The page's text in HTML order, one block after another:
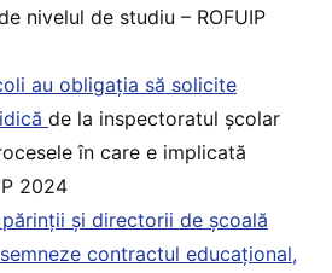
nivelul de studiu – ROFUIP
au obligația să solicite
de la inspectoratul școlar
în care e implicată
2024
și directorii de școală
contractul educațional,